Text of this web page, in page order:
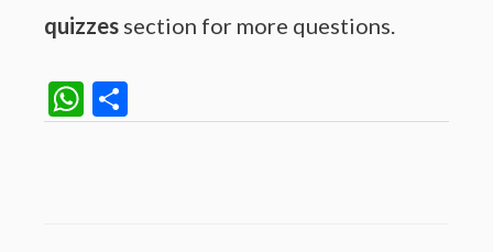
quizzes section for more questions.
W
h h